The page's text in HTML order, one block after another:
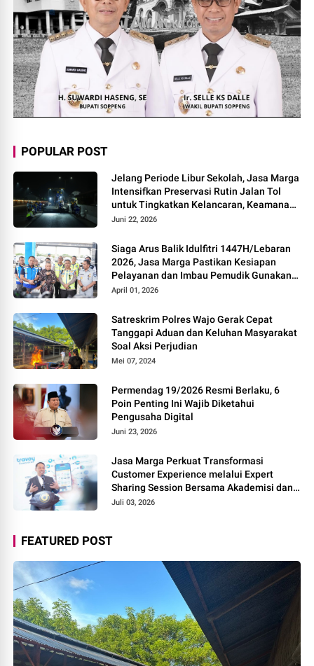
POPULAR POST
Jelang Periode Libur Sekolah, Jasa Marga
Intensifkan Preservasi Rutin Jalan Tol
untuk Tingkatkan Kelancaran, Keamanan
dan Kenyamanan Perjalanan
Juni 22, 2026
Siaga Arus Balik Idulfitri 1447H/Lebaran
2026, Jasa Marga Pastikan Kesiapan
Pelayanan dan Imbau Pemudik Gunakan
Rest Area Alternatif
April 01, 2026
Satreskrim Polres Wajo Gerak Cepat
Tanggapi Aduan dan Keluhan Masyarakat
Soal Aksi Perjudian
Mei 07, 2024
Permendag 19/2026 Resmi Berlaku, 6
Poin Penting Ini Wajib Diketahui
Pengusaha Digital
Juni 23, 2026
Jasa Marga Perkuat Transformasi
Customer Experience melalui Expert
Sharing Session Bersama Akademisi dan
Praktisi
Juli 03, 2026
FEATURED POST